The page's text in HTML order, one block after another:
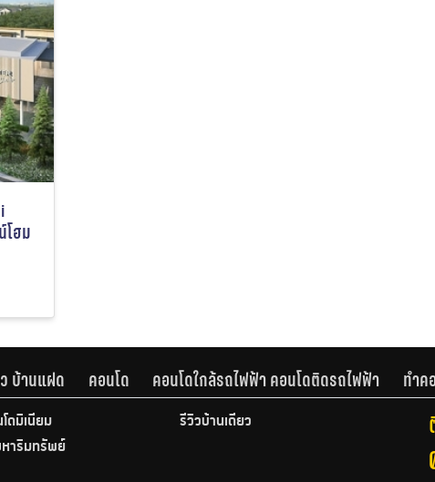
ฮม
บ้านแฝด คอนโด คอนโดใกล้รถไฟฟ้า คอนโดติดรถไฟฟ้า ทำค
ดมิเนียม
รีวิวบ้านเดี่ยว
หาริมทรัพย์